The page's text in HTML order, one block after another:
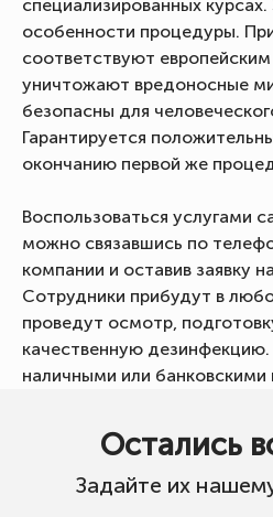
специализированных
особенности процедуры.
соответствуют
уничтожают вредоносные
безопасны для
Гарантируется
окончанию первой же
Воспользоваться услугами
можно связавшись по
компании и оставив заявку
Сотрудники прибудут в
проведут осмотр,
качественную
наличными или банковскими
Остались
Задайте их